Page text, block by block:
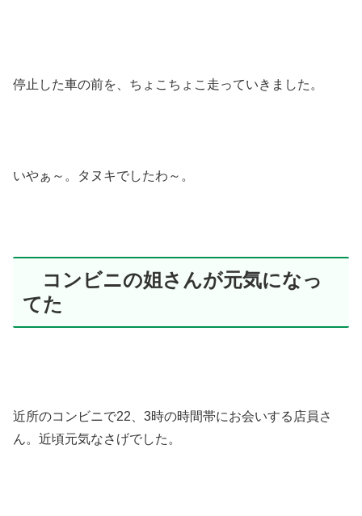
停止した車の前を、ちょこちょこ走っていきました。
いやぁ～。タヌキでしたわ～。
コンビニの姐さんが元気になっ
てた
近所のコンビニで22、3時の時間帯にお会いする店員さ
ん。近頃元気なさげでした。